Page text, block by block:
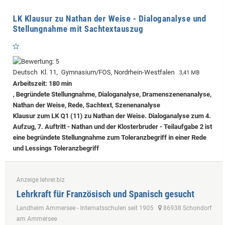
LK Klausur zu Nathan der Weise - Dialoganalyse und
Stellungnahme mit Sachtextauszug
Deutsch Kl. 11, Gymnasium/FOS, Nordrhein-Westfalen 3,41 MB
Arbeitszeit: 180 min
, Begründete Stellungnahme, Dialoganalyse, Dramenszenenanalyse,
Nathan der Weise, Rede, Sachtext, Szenenanalyse
Klausur zum LK Q1 (11) zu Nathan der Weise. Dialoganalyse zum 4.
Aufzug, 7. Auftritt - Nathan und der Klosterbruder - Teilaufgabe 2 ist
eine begründete Stellungnahme zum Toleranzbegriff in einer Rede
und Lessings Toleranzbegriff
Anzeige lehrer.biz
Lehrkraft für Französisch und Spanisch gesucht
Landheim Ammersee - Internatsschulen seit 1905
86938 Schondorf
am Ammersee